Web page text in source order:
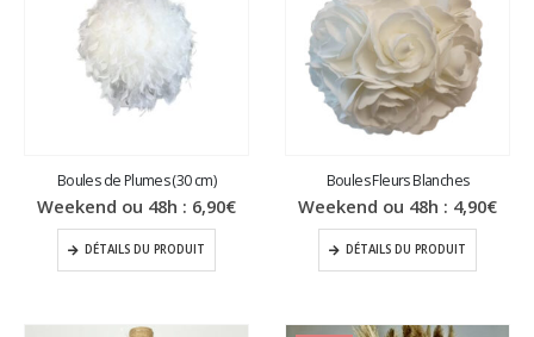
Boules de Plumes (30 cm)
Weekend ou 48h : 6,90€
DÉTAILS DU PRODUIT
Boules Fleurs Blanches
Weekend ou 48h : 4,90€
DÉTAILS DU PRODUIT